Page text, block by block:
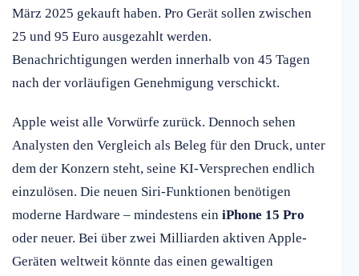
März 2025 gekauft haben. Pro Gerät sollen zwischen
25 und 95 Euro ausgezahlt werden.
Benachrichtigungen werden innerhalb von 45 Tagen
nach der vorläufigen Genehmigung verschickt.
Apple weist alle Vorwürfe zurück. Dennoch sehen
Analysten den Vergleich als Beleg für den Druck, unter
dem der Konzern steht, seine KI-Versprechen endlich
einzulösen. Die neuen Siri-Funktionen benötigen
moderne Hardware – mindestens ein iPhone 15 Pro
oder neuer. Bei über zwei Milliarden aktiven Apple-
Geräten weltweit könnte das einen gewaltigen